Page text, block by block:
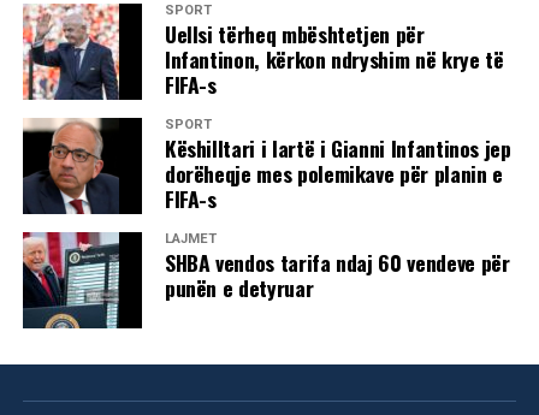
SPORT
Uellsi tërheq mbështetjen për
Infantinon, kërkon ndryshim në krye të
FIFA-s
SPORT
Këshilltari i lartë i Gianni Infantinos jep
dorëheqje mes polemikave për planin e
FIFA-s
LAJMET
SHBA vendos tarifa ndaj 60 vendeve për
punën e detyruar